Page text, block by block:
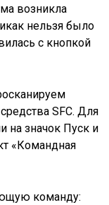
возникла
нельзя было
с кнопкой
SFC. Для
на значок Пуск и
«Командная
команду: